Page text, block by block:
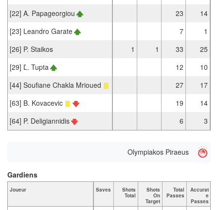
[22] A. Papageorgiou
23
14
[23] Leandro Garate
7
1
[26] P. Staikos
1 1 33
25
[29] Ľ. Tupta
12
10
[44] Soufiane Chakla Mrioued
27
17
[63] B. Kovacevic
19
14
[64] P. Deligiannidis
6 3
Olympiakos Piraeus
Joueur Saves
Shots
Total
Shots
On
Target
Total
Passes
Accurat
e
Passes
Gardiens